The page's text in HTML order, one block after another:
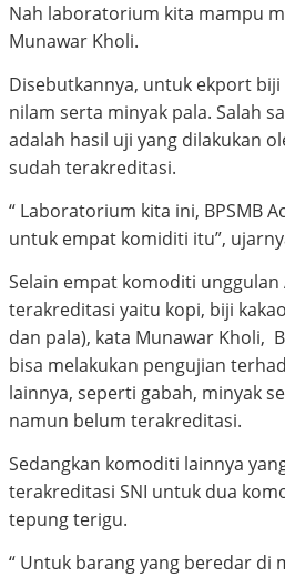
Nah laboratorium kita mampu
Munawar Kholi.
Disebutkannya, untuk ekport biji
nilam serta minyak pala. Salah
adalah hasil uji yang dilakukan
sudah terakreditasi.
“ Laboratorium kita ini, BPSMB
untuk empat komiditi itu”,
Selain empat komoditi unggulan
terakreditasi yaitu kopi, biji
dan pala), kata Munawar Kholi,
bisa melakukan pengujian
lainnya, seperti gabah, minyak
namun belum terakreditasi.
Sedangkan komoditi lainnya
terakreditasi SNI untuk dua
tepung terigu.
“ Untuk barang yang beredar di